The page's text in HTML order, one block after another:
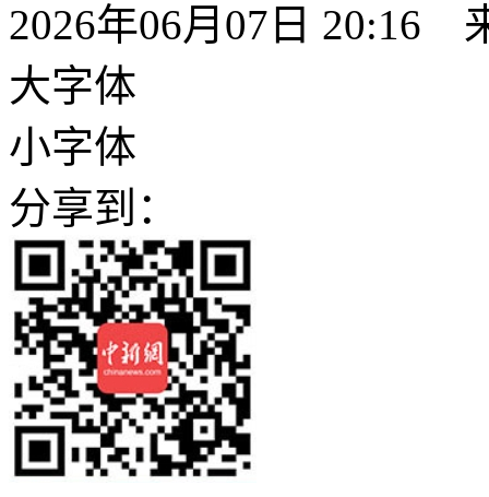
2026年06月07日 20:16
大字体
小字体
分享到：